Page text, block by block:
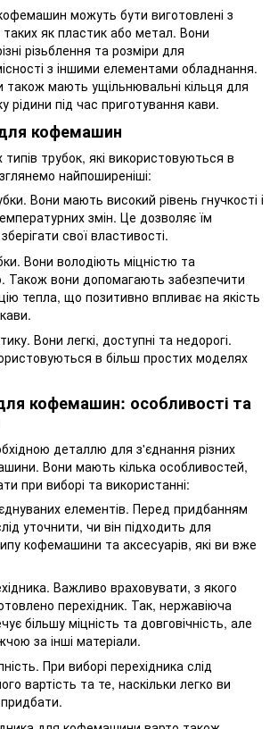
можуть бути виготовлені з
таких як пластик або метал. Вони
різьблення та розміри для
з іншими елементами обладнання.
також мають ущільнювальні кільця для
рідини під час приготування кави.
кофемашин
типів трубок, які використовуються в
найпоширеніші:
Вони мають високий рівень гнучкості і
змін. Це дозволяє їм
свої властивості.
Вони володіють міцністю та
Також вони допомагають забезпечити
тепла, що позитивно впливає на якість
Вони легкі, доступні та недорогі.
в більш простих моделях
кофемашин: особливості та
деталлю для з'єднання різних
Вони мають кілька особливостей,
при виборі та використанні:
елементів. Перед придбанням
уточнити, чи він підходить для
кофемашини та аксесуарів, які ви вже
Важливо враховувати, з якого
перехідник. Так, нержавіюча
більшу міцність та довговічність, але
за інші матеріали.
При виборі перехідника слід
вартість та те, наскільки легко ви